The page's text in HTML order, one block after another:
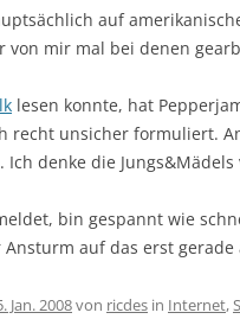
auf
von mir mal bei denen
lesen konnte, hat
recht unsicher formuliert.
Ich denke die
bin gespannt wie
auf das erst
Jan. 2008von ricdes in Internet,